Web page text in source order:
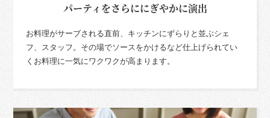
パーティをさらににぎやかに演出
お料理がサーブされる直前、キッチンにずらりと並ぶシェ
フ、スタッフ。その場でソースをかけるなど仕上げられてい
くお料理に一気にワクワクが高まります。